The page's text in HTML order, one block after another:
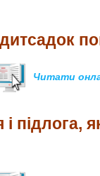
Читати
підлога,